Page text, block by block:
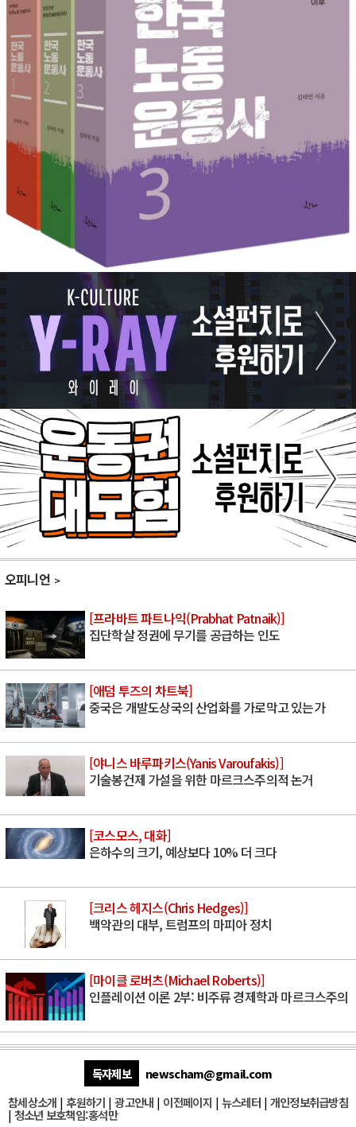
오피니언
[프라바트 파트나익(Prabhat Patnaik)]
집단학살 정권에 무기를 공급하는 인도
[애덤 투즈의 차트북]
중국은 개발도상국의 산업화를 가로막고 있는가
[야니스 바루파키스(Yanis Varoufakis)]
기술봉건제 가설을 위한 마르크스주의적 논거
[코스모스, 대화]
은하수의 크기, 예상보다 10% 더 크다
[크리스 헤지스(Chris Hedges)]
백악관의 대부, 트럼프의 마피아 정치
[마이클 로버츠(Michael Roberts)]
인플레이션 이론 2부: 비주류 경제학과 마르크스주의
독자제보
newscham@gmail.com
참세상소개 | 후원하기 |광고안내 | 이전페이지 | 뉴스레터| 개인정보취급방침
| 청소년 보호책임:홍석만